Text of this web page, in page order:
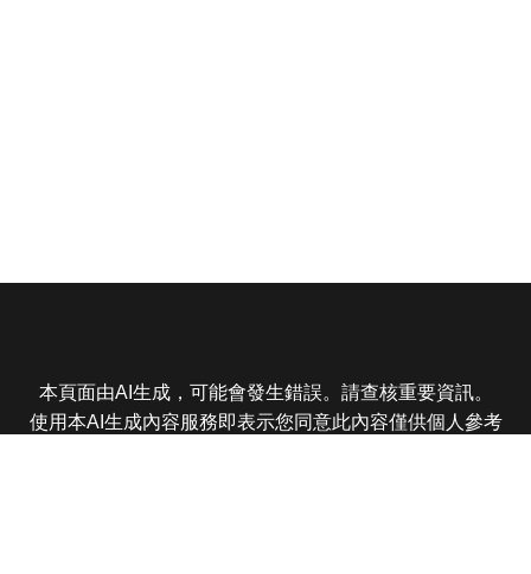
本頁面由AI生成，可能會發生錯誤。請查核重要資訊。
使用本AI生成內容服務即表示您同意此內容僅供個人參考